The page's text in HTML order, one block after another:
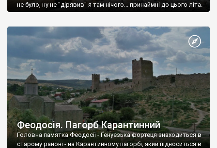
не було, ну не "дірявив" я там нічого... принаймні до цього літа.
Феодосія. Пагорб Карантинний
Головна памятка Феодосії - Генуезька фортеця знаходиться в
старому районі - на Карантинному пагорбі, який підноситься в